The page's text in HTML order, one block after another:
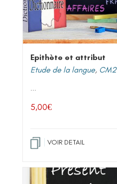
Epithète et attribut
Etude de la langue, CM2
...
5,00€
VOIR DETAIL